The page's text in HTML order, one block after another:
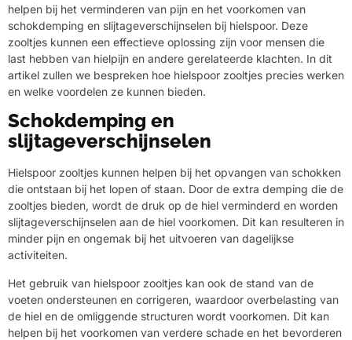
helpen bij het verminderen van pijn en het voorkomen van
schokdemping en slijtageverschijnselen bij hielspoor. Deze
zooltjes kunnen een effectieve oplossing zijn voor mensen die
last hebben van hielpijn en andere gerelateerde klachten. In dit
artikel zullen we bespreken hoe hielspoor zooltjes precies werken
en welke voordelen ze kunnen bieden.
Schokdemping en
slijtageverschijnselen
Hielspoor zooltjes kunnen helpen bij het opvangen van schokken
die ontstaan bij het lopen of staan. Door de extra demping die de
zooltjes bieden, wordt de druk op de hiel verminderd en worden
slijtageverschijnselen aan de hiel voorkomen. Dit kan resulteren in
minder pijn en ongemak bij het uitvoeren van dagelijkse
activiteiten.
Het gebruik van hielspoor zooltjes kan ook de stand van de
voeten ondersteunen en corrigeren, waardoor overbelasting van
de hiel en de omliggende structuren wordt voorkomen. Dit kan
helpen bij het voorkomen van verdere schade en het bevorderen